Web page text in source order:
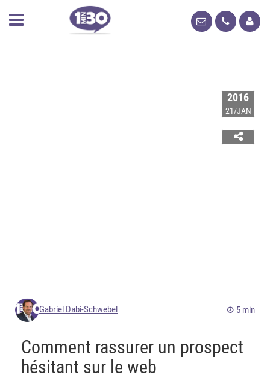
2016
21/JAN
Gabriel Dabi-Schwebel 5 min
Comment rassurer un prospect
hésitant sur le web